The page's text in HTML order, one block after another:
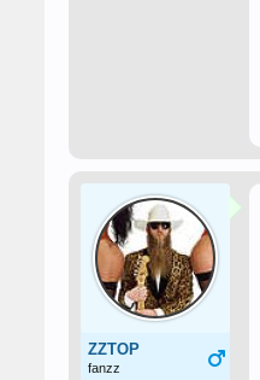
ZZTOP
fanzz